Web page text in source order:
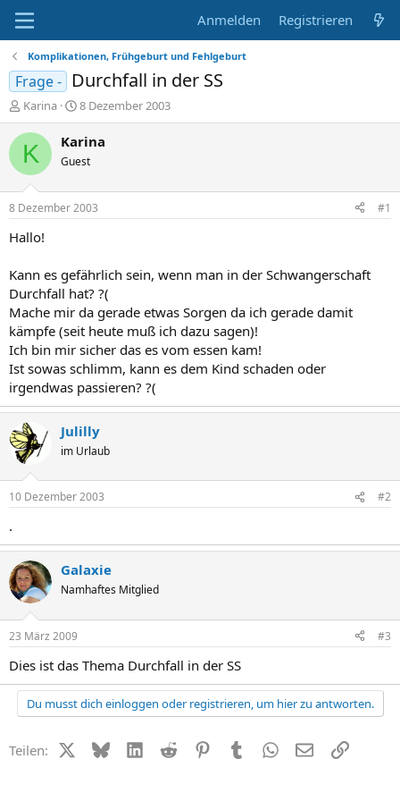
Anmelden Registrieren
Komplikationen, Frühgeburt und Fehlgeburt
Frage - Durchfall in der SS
E
r
s
l
e
r
Karina
E
r
s
e
l
t
8 Dezember 2003
K Karina
Guest
8 Dezember 2003 #1
Hallo!
Kann es gefährlich sein, wenn man in der Schwangerschaft
Durchfall hat? ?(
Mache mir da gerade etwas Sorgen da ich gerade damit
kämpfe (seit heute muß ich dazu sagen)!
Ich bin mir sicher das es vom essen kam!
Ist sowas schlimm, kann es dem Kind schaden oder
irgendwas passieren? ?(
Julilly
im Urlaub
10 Dezember 2003 #2
.
Galaxie
Namhaftes Mitglied
23 März 2009 #3
Dies ist das Thema Durchfall in der SS
Du musst dich einloggen oder registrieren, um hier zu antworten.
Teilen: X (Twitter)
BlueskyLinkedIn
Reddit PinterestTumblr WhatsApp
E-MailLink